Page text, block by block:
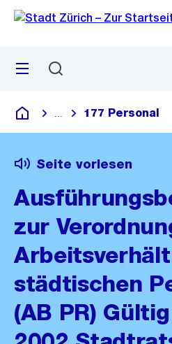
Navigation
Sprunglink
Menü
Deutsch
Blende alle Breadcrumbs
177 Personal
Seite vorlesen
zur
städtischen
(AB PR)